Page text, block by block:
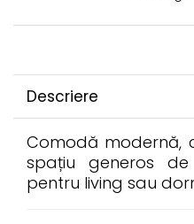
Descriere
Comodă modernă,
spațiu generos
pentru living sau